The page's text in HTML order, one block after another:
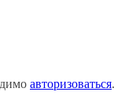
авторизоваться.